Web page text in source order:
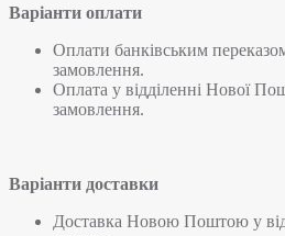
Варіанти оплати
Оплати банківським
замовлення.
Оплата у відділенні Нової
замовлення.
Варіанти доставки
Доставка Новою Поштою у